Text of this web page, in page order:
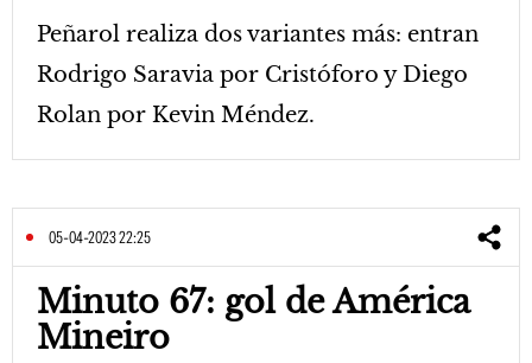
Peñarol realiza dos variantes más: entran
Rodrigo Saravia por Cristóforo y Diego
Rolan por Kevin Méndez.
05-04-2023 22:25
Minuto 67: gol de América
Mineiro